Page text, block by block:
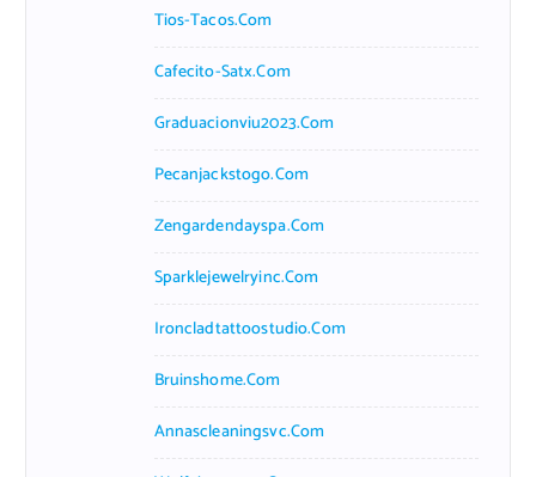
Tios-Tacos.com
Cafecito-Satx.com
Graduacionviu2023.com
Pecanjackstogo.com
Zengardendayspa.com
Sparklejewelryinc.com
Ironcladtattoostudio.com
Bruinshome.com
Annascleaningsvc.com